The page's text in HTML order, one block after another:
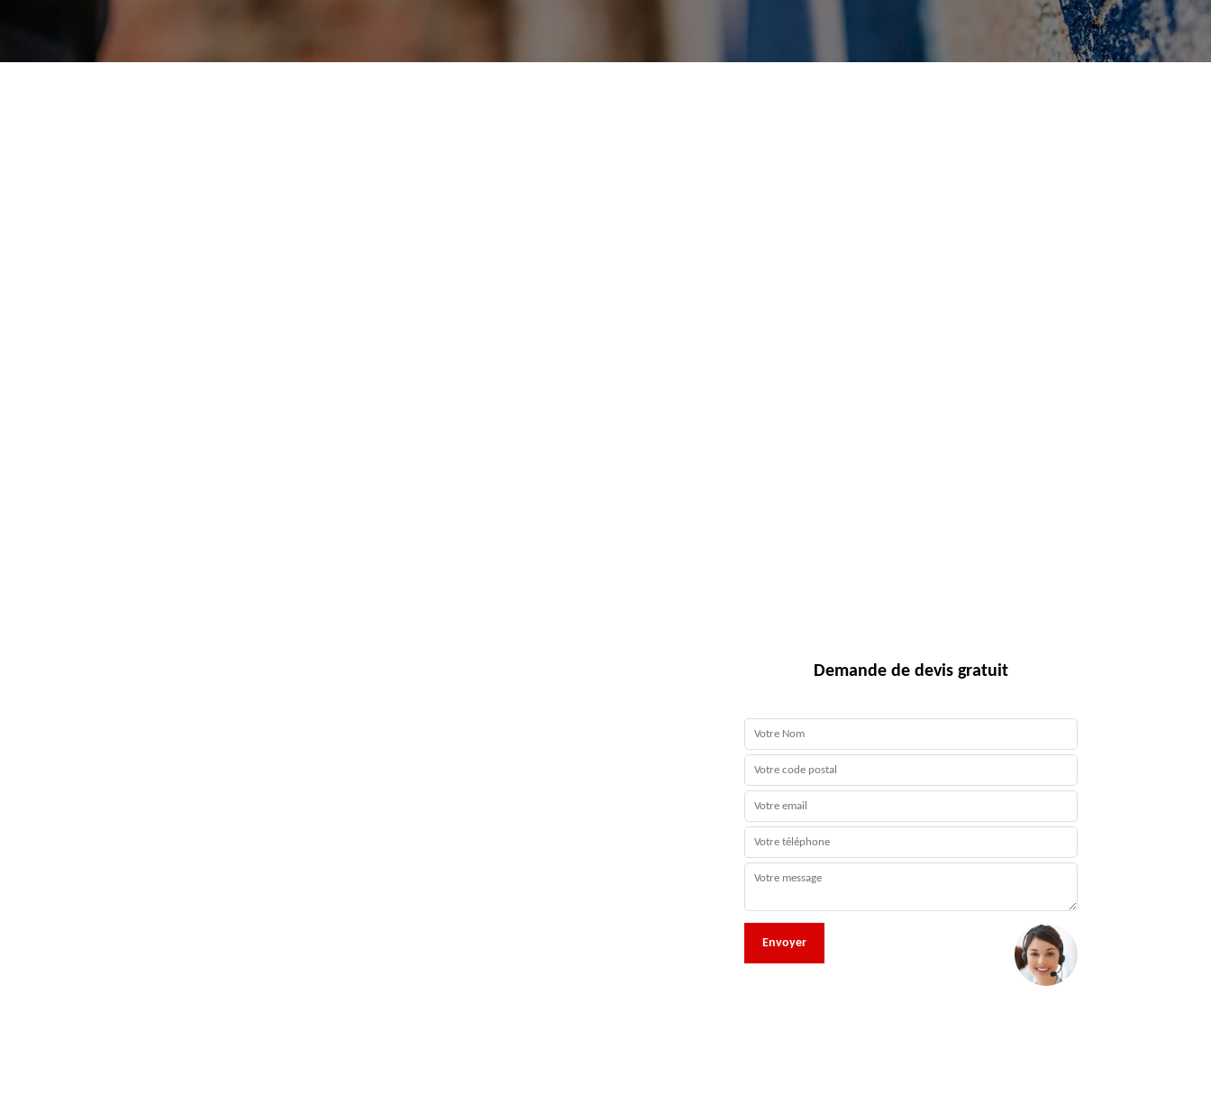
Demande de devis gratuit